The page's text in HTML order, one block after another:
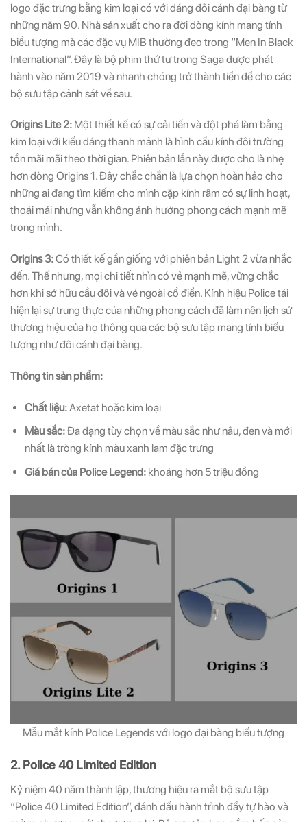
logo đặc trưng bằng kim loại có với dáng đôi cánh đại bàng từ
những năm 90. Nhà sản xuất cho ra đời dòng kính mang tính
biểu tượng mà các đặc vụ MIB thường đeo trong “Men In Black
International”. Đây là bộ phim thứ tư trong Saga được phát
hành vào năm 2019 và nhanh chóng trở thành tiền đề cho các
bộ sưu tập cảnh sát về sau.
Origins Lite 2: Một thiết kế có sự cải tiến và đột phá làm bằng
kim loại với kiểu dáng thanh mảnh là hình cầu kính đôi trường
tồn mãi mãi theo thời gian. Phiên bản lần này được cho là nhẹ
hơn dòng Origins 1. Đây chắc chắn là lựa chọn hoàn hảo cho
những ai đang tìm kiếm cho mình cặp kính râm có sự linh hoạt,
thoải mái nhưng vẫn không ảnh hưởng phong cách mạnh mẽ
trong mình.
Origins 3:Có thiết kế gần giống với phiên bản Light 2 vừa nhắc
đến. Thế nhưng, mọi chi tiết nhìn có vẻ mạnh mẽ, vững chắc
hơn khi sở hữu cầu đôi và vẻ ngoài cổ điển. Kính hiệu Police tái
hiện lại sự trung thực của những phong cách đã làm nên lịch sử
thương hiệu của họ thông qua các bộ sưu tập mang tính biểu
tượng như đôi cánh đại bàng.
Thông tin sản phẩm:
Chất liệu:Axetat hoặc kim loại
Màu sắc:Đa dạng tùy chọn về màu sắc như nâu, đen và mới
nhất là tròng kính màu xanh lam đặc trưng
Giá bán của Police Legend:khoảng hơn 5 triệu đồng
Mẫu mắt kính Police Legends với logo đại bàng biểu tượng
2. Police 40 Limited Edition
Kỷ niệm 40 năm thành lập, thương hiệu ra mắt bộ sưu tập
“Police 40 Limited Edition”, đánh dấu hành trình đầy tự hào và